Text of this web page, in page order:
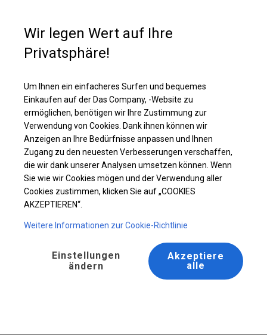
Ganzjährig geöffnete Zelthalle | 6x8 m
Wir legen Wert auf Ihre
Privatsphäre!
Um Ihnen ein einfacheres Surfen und bequemes
Einkaufen auf der Das Company, -Website zu
ermöglichen, benötigen wir Ihre Zustimmung zur
Verwendung von Cookies. Dank ihnen können wir
Anzeigen an Ihre Bedürfnisse anpassen und Ihnen
Zugang zu den neuesten Verbesserungen verschaffen,
die wir dank unserer Analysen umsetzen können. Wenn
Sie wie wir Cookies mögen und der Verwendung aller
Cookies zustimmen, klicken Sie auf „COOKIES
AKZEPTIEREN“.
Weitere Informationen zur Cookie-Richtlinie
Einstellungen
ändern
Akzeptiere
alle